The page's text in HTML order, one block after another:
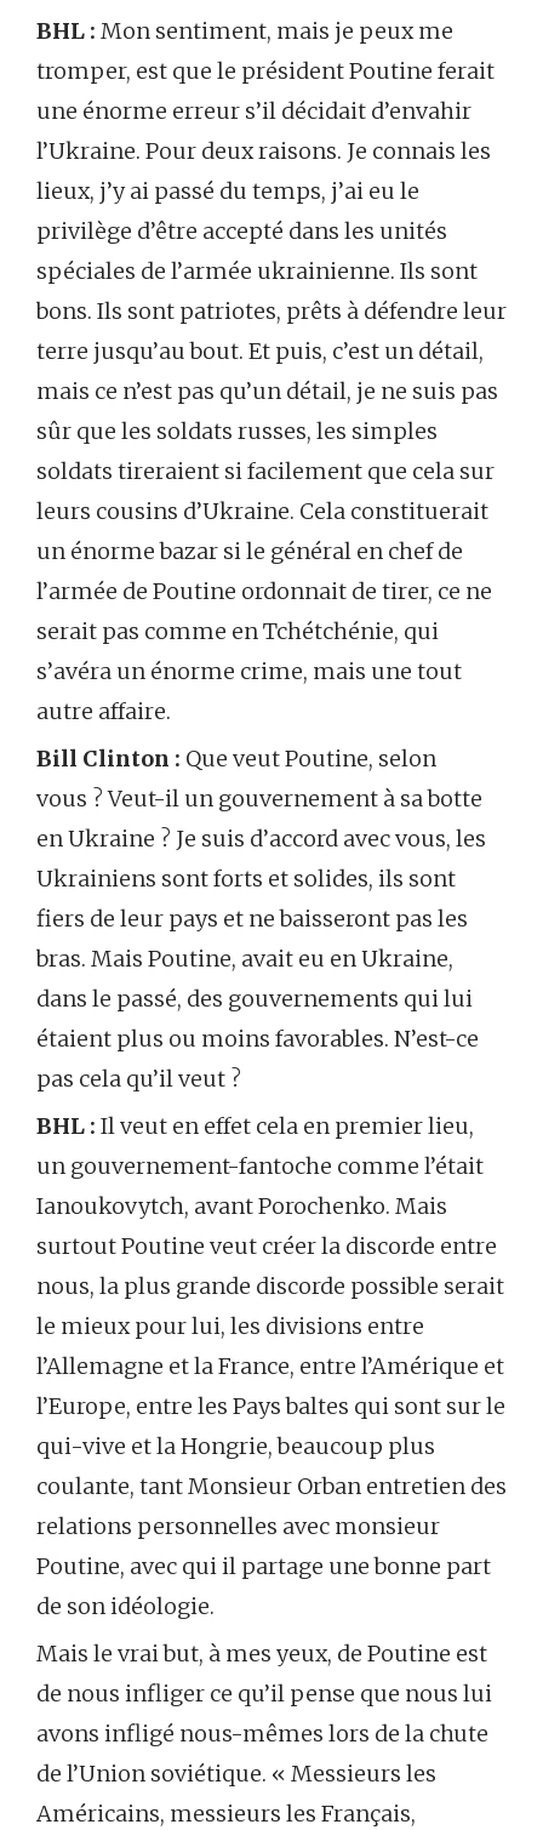
BHL : Mon sentiment, mais je peux me
tromper, est que le président Poutine ferait
une énorme erreur s’il décidait d’envahir
l’Ukraine. Pour deux raisons. Je connais les
lieux, j’y ai passé du temps, j’ai eu le
privilège d’être accepté dans les unités
spéciales de l’armée ukrainienne. Ils sont
bons. Ils sont patriotes, prêts à défendre leur
terre jusqu’au bout. Et puis, c’est un détail,
mais ce n’est pas qu’un détail, je ne suis pas
sûr que les soldats russes, les simples
soldats tireraient si facilement que cela sur
leurs cousins d’Ukraine. Cela constituerait
un énorme bazar si le général en chef de
l’armée de Poutine ordonnait de tirer, ce ne
serait pas comme en Tchétchénie, qui
s’avéra un énorme crime, mais une tout
autre affaire.
Bill Clinton : Que veut Poutine, selon
vous ? Veut-il un gouvernement à sa botte
en Ukraine ? Je suis d’accord avec vous, les
Ukrainiens sont forts et solides, ils sont
fiers de leur pays et ne baisseront pas les
bras. Mais Poutine, avait eu en Ukraine,
dans le passé, des gouvernements qui lui
étaient plus ou moins favorables. N’est-ce
pas cela qu’il veut ?
BHL : Il veut en effet cela en premier lieu,
un gouvernement-fantoche comme l’était
Ianoukovytch, avant Porochenko. Mais
surtout Poutine veut créer la discorde entre
nous, la plus grande discorde possible serait
le mieux pour lui, les divisions entre
l’Allemagne et la France, entre l’Amérique et
l’Europe, entre les Pays baltes qui sont sur le
qui-vive et la Hongrie, beaucoup plus
coulante, tant Monsieur Orban entretien des
relations personnelles avec monsieur
Poutine, avec qui il partage une bonne part
de son idéologie.
Mais le vrai but, à mes yeux, de Poutine est
de nous infliger ce qu’il pense que nous lui
avons infligé nous-mêmes lors de la chute
de l’Union soviétique. « Messieurs les
Américains, messieurs les Français,